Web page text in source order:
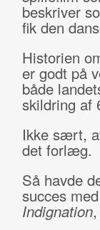
beskriver
fik den
Historien
er godt på
både
skildring af
Ikke sært,
det forlæg.
Så havde
succes
Indignation